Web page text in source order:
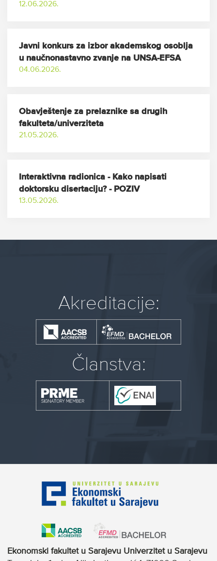
12.06.2026.
Javni konkurs za izbor akademskog osoblja
u naučnonastavno zvanje na UNSA-EFSA
04.06.2026.
Obavještenje za prelaznike sa drugih
fakulteta/univerziteta
21.05.2026.
Interaktivna radionica - Kako napisati
doktorsku disertaciju? - POZIV
13.05.2026.
Akreditacije:
Članstva:
Ekonomski fakultet u Sarajevu Univerzitet u Sarajevu